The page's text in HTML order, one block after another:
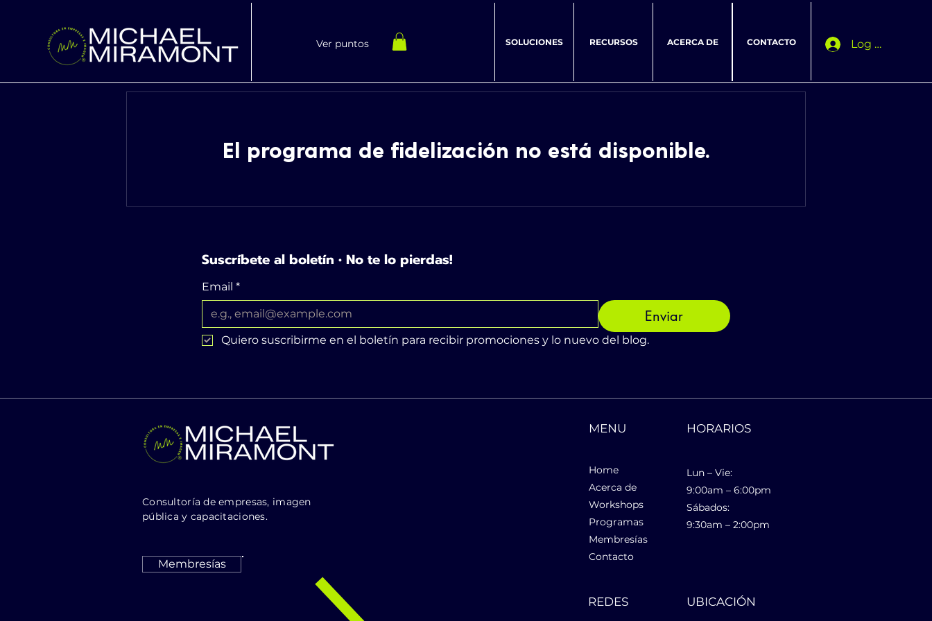
Ver puntos SOLUCIONES RECURSOS ACERCA DE CONTACTO Log In
El programa de fidelización no está disponible.
Suscríbete al boletín • No te lo pierdas!
Email *
Enviar
Quiero suscribirme en el boletín para recibir promociones y lo nuevo del blog.
Consultoría de empresas, imagen
pública y capacitaciones.
Membresías
MENU
Home
Acerca de
Workshops
Programas
Membresías
Contacto
REDES
HORARIOS
Lun – Vie:
9:00am – 6:00pm
Sábados:
9:30am – 2:00pm
UBICACIÓN